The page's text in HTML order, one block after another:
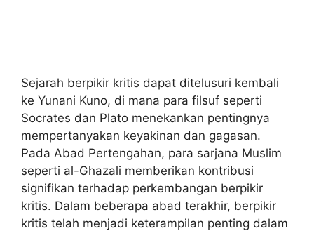
Sejarah berpikir kritis dapat ditelusuri kembali
ke Yunani Kuno, di mana para filsuf seperti
Socrates dan Plato menekankan pentingnya
mempertanyakan keyakinan dan gagasan.
Pada Abad Pertengahan, para sarjana Muslim
seperti al-Ghazali memberikan kontribusi
signifikan terhadap perkembangan berpikir
kritis. Dalam beberapa abad terakhir, berpikir
kritis telah menjadi keterampilan penting dalam